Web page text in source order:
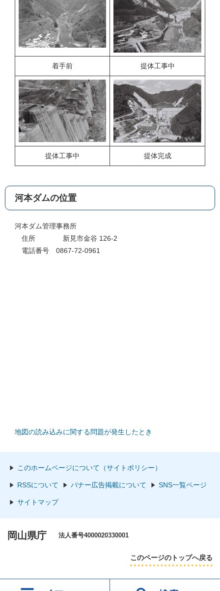
着手前 提体工事中
提体工事中 提体完成
河本ダムの位置
河本ダム管理事務所
住所 新見市金谷 126-2
電話番号 0867-72-0961
地図の読み込みに関する問題が発生したとき
このホームページについて（サイトポリシー）
RSSについて バナー広告掲載について SNS一覧ページ
サイトマップ
岡山県庁 法人番号4000020330001
このページのトップへ戻る